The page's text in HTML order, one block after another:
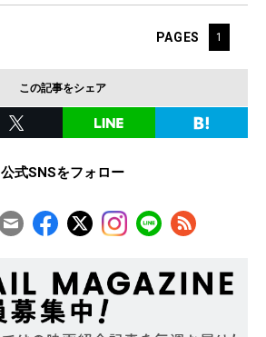
PAGES 1
この記事をシェア
公式SNSをフォロー